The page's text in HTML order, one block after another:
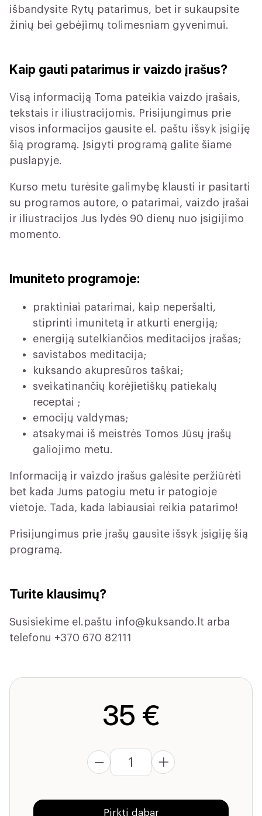
išbandysite Rytų patarimus, bet ir sukaupsite
žinių bei gebėjimų tolimesniam gyvenimui.
Kaip gauti patarimus ir vaizdo įrašus?
Visą informaciją Toma pateikia vaizdo įrašais,
tekstais ir iliustracijomis. Prisijungimus prie
visos informacijos gausite el. paštu išsyk įsigiję
šią programą. Įsigyti programą galite šiame
puslapyje.
Kurso metu turėsite galimybę klausti ir pasitarti
su programos autore, o patarimai, vaizdo įrašai
ir iliustracijos Jus lydės 90 dienų nuo įsigijimo
momento.
Imuniteto programoje:
praktiniai patarimai, kaip neperšalti,
stiprinti imunitetą ir atkurti energiją;
energiją sutelkiančios meditacijos įrašas;
savistabos meditacija;
kuksando akupresūros taškai;
sveikatinančių korėjietiškų patiekalų
receptai ;
emocijų valdymas;
atsakymai iš meistrės Tomos Jūsų įrašų
galiojimo metu.
Informaciją ir vaizdo įrašus galėsite peržiūrėti
bet kada Jums patogiu metu ir patogioje
vietoje. Tada, kada labiausiai reikia patarimo!
Prisijungimus prie įrašų gausite išsyk įsigiję šią
programą.
Turite klausimų?
Susisiekime el.paštu info@kuksando.lt arba
telefonu +370 670 82111
35 €
produkto
IMUNITETAS:
Pirkti dabar